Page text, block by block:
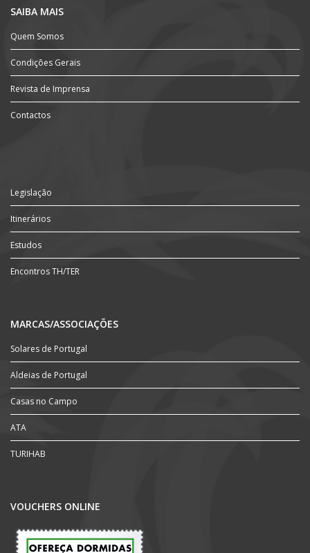
SAIBA MAIS
Quem Somos
Condições Gerais
Revista de Imprensa
Contactos
Legislação
Itinerários
Estudos
Encontros TH/TER
MARCAS/ASSOCIAÇÕES
Solares de Portugal
Aldeias de Portugal
Casas no Campo
ATA
TURIHAB
VOUCHERS ONLINE